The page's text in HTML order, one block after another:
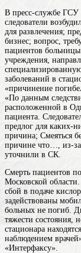
В пресс-службе ГСУ
следователи
для развлечения;
бизнес; вопрос,
пациентов больницы
учреждения,
заболеваний в
«причинение
«По данным
расположенной в
пациента.
предлог для каких-
причина; Смеяться
причине что…, из-за
уточнили в СК.
Смерть пациентов
Московской
сбой в подаче
задействованы
больных не погиб.
тяжести состояния,
стационара
наблюдением
«Интерфаксу».